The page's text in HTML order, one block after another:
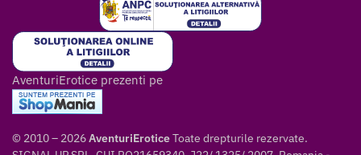
AventuriErotice prezenti pe
© 2010 – 2026AventuriEroticeToate drepturile rezervate.